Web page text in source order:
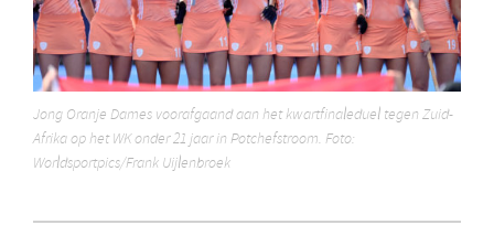
Jong Oranje Dames voorafgaand aan het kwartfinaleduel tegen Zuid-
Afrika op het WK onder 21 jaar in Potchefstroom. Foto:
Worldsportpics/Frank Uijlenbroek